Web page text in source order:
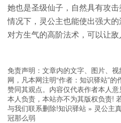
她也是圣级仙子，自然具有攻
情况下，灵公主也能使出强大
对方生气的高阶法术，可以让敌
免责声明：文章内的文字、图片、
网，凡本网注明“作者：知识驿站”
赞同其观点。内容仅代表作者本人
本人负责，本站亦不为其版权负责!
与我们联系删除!知识驿站 » 灵公主
冠那么弱